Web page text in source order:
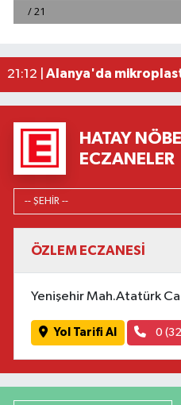
22:31 |
Cumhurbaşkanı
23:57 |Manavgat'ta
HATAY
ECZANELER
ÖZLEM ECZANESİ
Yenişehir Mah.Atatürk
Yol Tarifi Al 0